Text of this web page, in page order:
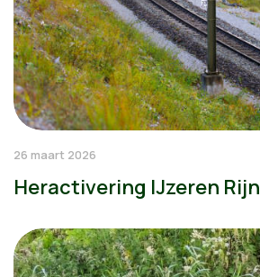
26 maart 2026
Heractivering IJzeren Rijn